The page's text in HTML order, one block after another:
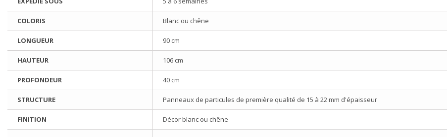
COLORIS Blanc ou chêne
LONGUEUR 90 cm
HAUTEUR 106 cm
PROFONDEUR 40 cm
STRUCTURE Panneaux de particules de première qualité de 15 à 22 mm d'épaisseur
FINITION Décor blanc ou chêne